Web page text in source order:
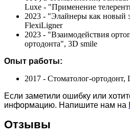
Luxe - "Применение
2023 - "Элайнеры как новый
FlexiLigner
2023 - "Взаимодействия
ортодонта", 3D smile
Опыт работы:
2017 - Стоматолог-ортодонт,
Если заметили ошибку или
информацию. Напишите нам на
Отзывы